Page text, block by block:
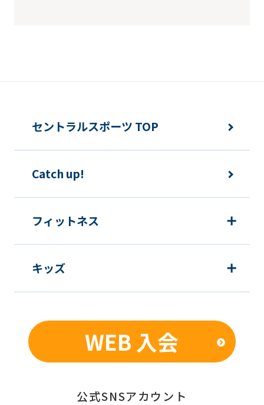
セントラルスポーツ TOP
Catch up!
フィットネス
キッズ
WEB 入会
公式SNSアカウント